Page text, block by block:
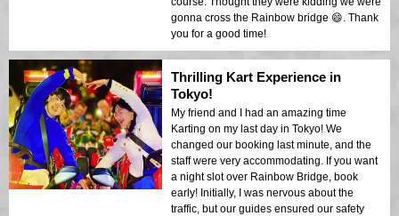
gonna cross the Rainbow bridge 😄. Thank
you for a good time!
Thrilling Kart Experience in
Tokyo!
My friend and I had an amazing time
Karting on my last day in Tokyo! We
changed our booking last minute, and the
staff were very accommodating. If you want
a night slot over Rainbow Bridge, book
early! Initially, I was nervous about the
traffic, but our guides ensured our safety